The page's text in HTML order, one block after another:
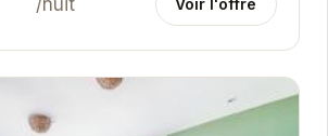
/nuit Voir l'offre